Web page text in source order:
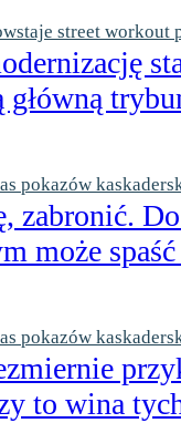
street workout
główną
pokazów
zabronić.
może
pokazów
to wina